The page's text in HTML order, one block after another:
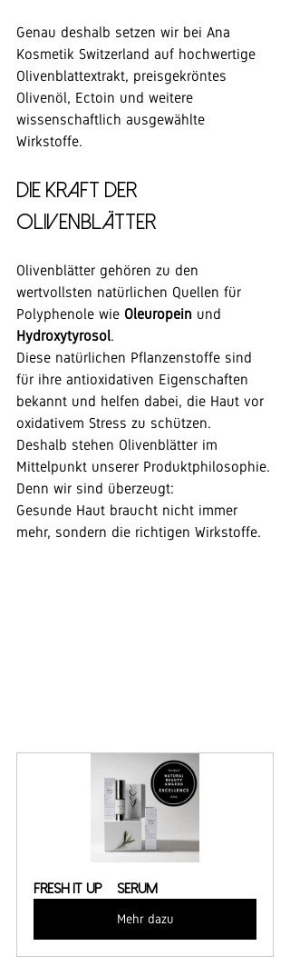
Genau deshalb setzen wir bei Ana
Kosmetik Switzerland auf hochwertige
Olivenblattextrakt, preisgekröntes
Olivenöl, Ectoin und weitere
wissenschaftlich ausgewählte
Wirkstoffe.
Die Kraft der
Olivenblätter
Olivenblätter gehören zu den
wertvollsten natürlichen Quellen für
Polyphenole wie Oleuropein und
Hydroxytyrosol.
Diese natürlichen Pflanzenstoffe sind
für ihre antioxidativen Eigenschaften
bekannt und helfen dabei, die Haut vor
oxidativem Stress zu schützen.
Deshalb stehen Olivenblätter im
Mittelpunkt unserer Produktphilosophie.
Denn wir sind überzeugt:
Gesunde Haut braucht nicht immer
mehr, sondern die richtigen Wirkstoffe.
FRESH IT UP – Serum
Mehr dazu